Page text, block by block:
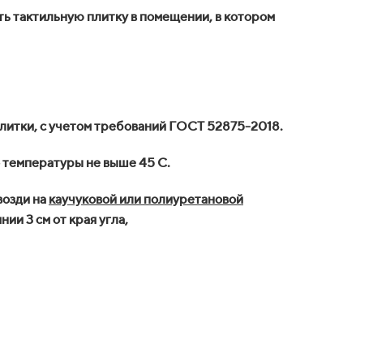
тактильную плитку в помещении, в котором
с учетом требований ГОСТ 52875-2018.
температуры не выше 45 С.
на каучуковой или полиуретановой
3 см от края угла,